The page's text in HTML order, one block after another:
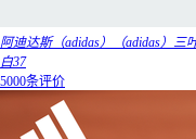
阿迪达斯（adidas）（adidas）三
白37
5000条评价